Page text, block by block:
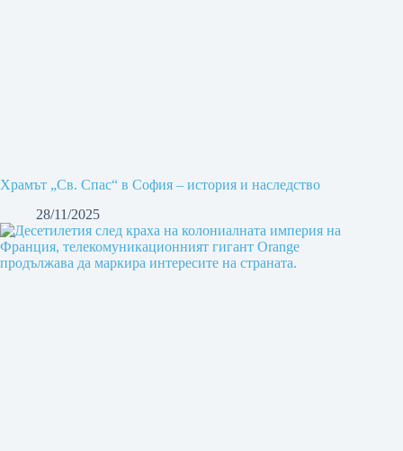
Храмът „Св. Спас“ в София – история и наследство
28/11/2025